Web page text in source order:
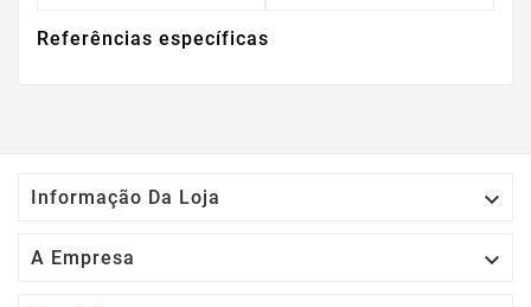
Referências específicas
Informação Da Loja 
A Empresa 